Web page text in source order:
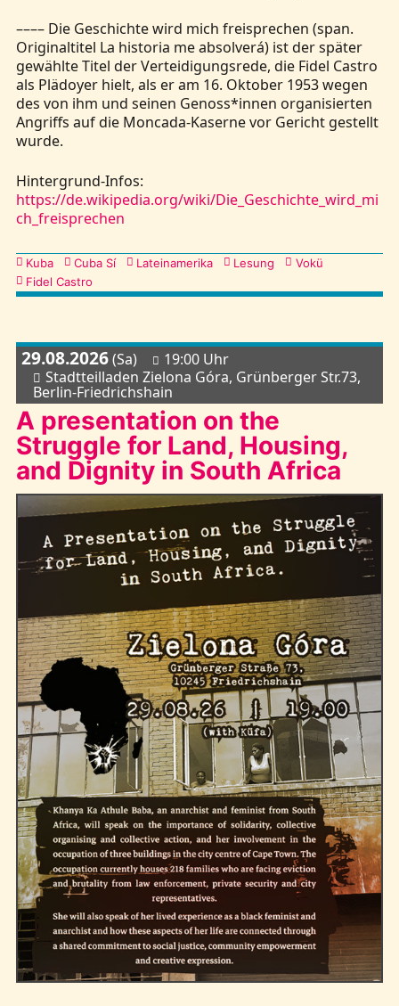
–––– Die Geschichte wird mich freisprechen (span.
Originaltitel La historia me absolverá) ist der später
gewählte Titel der Verteidigungsrede, die Fidel Castro
als Plädoyer hielt, als er am 16. Oktober 1953 wegen
des von ihm und seinen Genoss*innen organisierten
Angriffs auf die Moncada-Kaserne vor Gericht gestellt
wurde.
Hintergrund-Infos:
https://de.wikipedia.org/wiki/Die_Geschichte_wird_mi
ch_freisprechen
Kategorien
Kuba Cuba Sí Lateinamerika Lesung
Vokü
Fidel Castro
29.08.2026(Sa)
19:00 Uhr
Stadtteilladen Zielona Góra, Grünberger Str.73,
Berlin-Friedrichshain
A presentation on the
Struggle for Land, Housing,
and Dignity in South Africa